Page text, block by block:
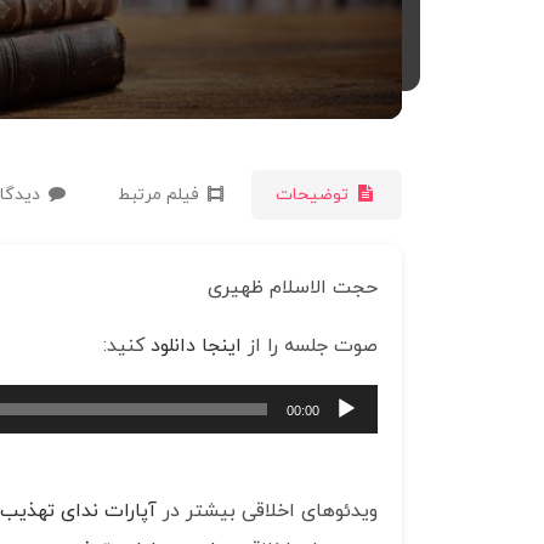
توضیحات فیلم مرتبط
حجت الاسلام ظهیری
صوت جلسه را از اینجا دانلودکنید:
پخش‌کننده
صوت
00:00
ویدئوهای اخلاقی بیشتر در آپارات ندای تهذیب